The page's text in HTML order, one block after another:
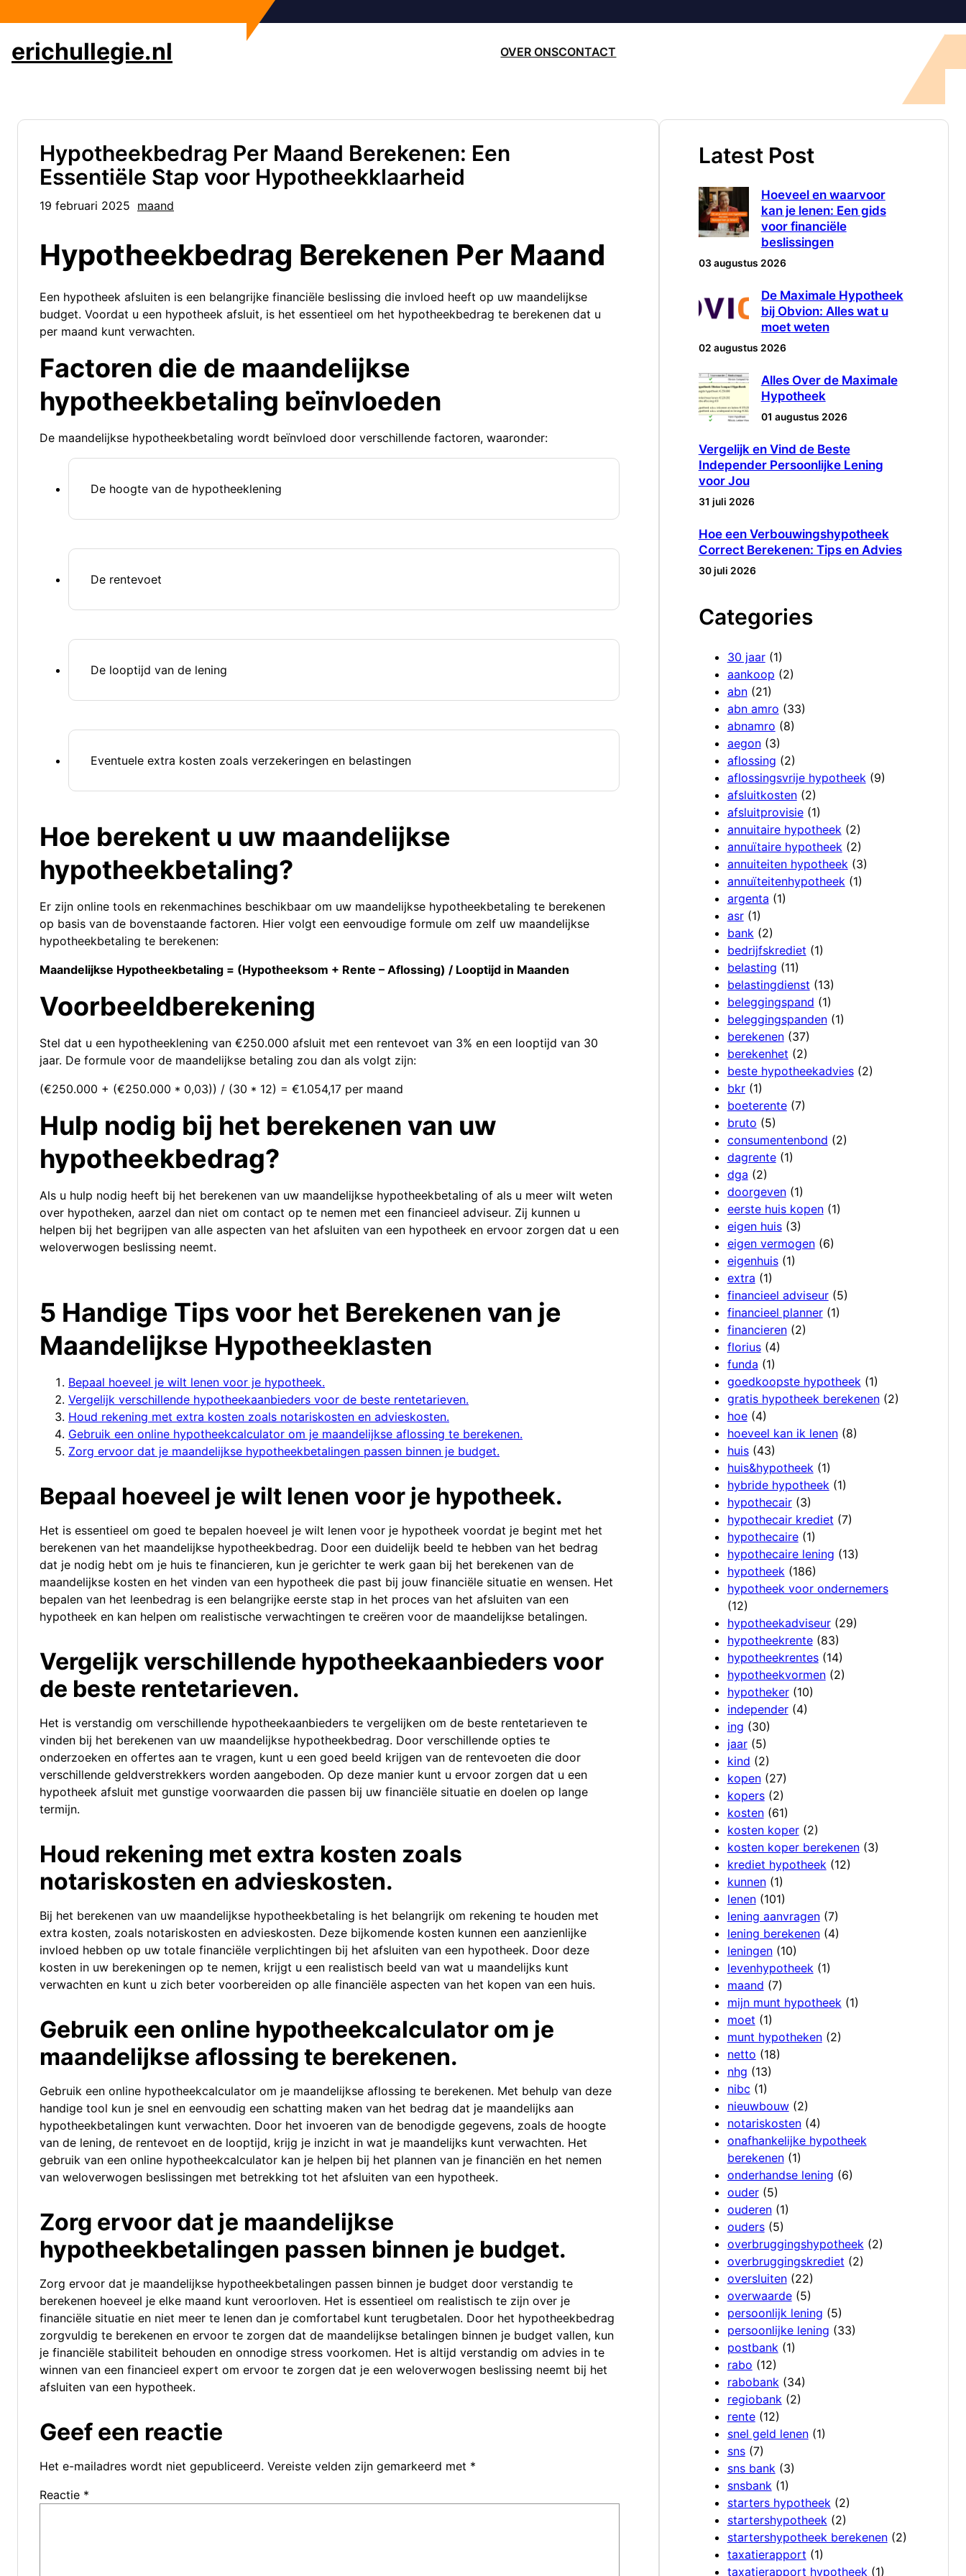
naar
inhoud
erichullegie.nl OVER ONSCONTACT
Hypotheekbedrag Per Maand Berekenen: Een
Essentiële Stap voor Hypotheekklaarheid
19 februari 2025 maand
Hypotheekbedrag Berekenen Per Maand
Een hypotheek afsluiten is een belangrijke financiële beslissing die invloed heeft op uw maandelijkse
budget. Voordat u een hypotheek afsluit, is het essentieel om het hypotheekbedrag te berekenen dat u
per maand kunt verwachten.
Factoren die de maandelijkse
hypotheekbetaling beïnvloeden
De maandelijkse hypotheekbetaling wordt beïnvloed door verschillende factoren, waaronder:
De hoogte van de hypotheeklening
De rentevoet
De looptijd van de lening
Eventuele extra kosten zoals verzekeringen en belastingen
Hoe berekent u uw maandelijkse
hypotheekbetaling?
Er zijn online tools en rekenmachines beschikbaar om uw maandelijkse hypotheekbetaling te berekenen
op basis van de bovenstaande factoren. Hier volgt een eenvoudige formule om zelf uw maandelijkse
hypotheekbetaling te berekenen:
Maandelijkse Hypotheekbetaling = (Hypotheeksom + Rente – Aflossing) / Looptijd in Maanden
Voorbeeldberekening
Stel dat u een hypotheeklening van €250.000 afsluit met een rentevoet van 3% en een looptijd van 30
jaar. De formule voor de maandelijkse betaling zou dan als volgt zijn:
(€250.000 + (€250.000 * 0,03)) / (30 * 12) = €1.054,17 per maand
Hulp nodig bij het berekenen van uw
hypotheekbedrag?
Als u hulp nodig heeft bij het berekenen van uw maandelijkse hypotheekbetaling of als u meer wilt weten
over hypotheken, aarzel dan niet om contact op te nemen met een financieel adviseur. Zij kunnen u
helpen bij het begrijpen van alle aspecten van het afsluiten van een hypotheek en ervoor zorgen dat u een
weloverwogen beslissing neemt.
5 Handige Tips voor het Berekenen van je
Maandelijkse Hypotheeklasten
Bepaal hoeveel je wilt lenen voor je hypotheek.
Vergelijk verschillende hypotheekaanbieders voor de beste rentetarieven.
Houd rekening met extra kosten zoals notariskosten en advieskosten.
Gebruik een online hypotheekcalculator om je maandelijkse aflossing te berekenen.
Zorg ervoor dat je maandelijkse hypotheekbetalingen passen binnen je budget.
Bepaal hoeveel je wilt lenen voor je hypotheek.
Het is essentieel om goed te bepalen hoeveel je wilt lenen voor je hypotheek voordat je begint met het
berekenen van het maandelijkse hypotheekbedrag. Door een duidelijk beeld te hebben van het bedrag
dat je nodig hebt om je huis te financieren, kun je gerichter te werk gaan bij het berekenen van de
maandelijkse kosten en het vinden van een hypotheek die past bij jouw financiële situatie en wensen. Het
bepalen van het leenbedrag is een belangrijke eerste stap in het proces van het afsluiten van een
hypotheek en kan helpen om realistische verwachtingen te creëren voor de maandelijkse betalingen.
Vergelijk verschillende hypotheekaanbieders voor
de beste rentetarieven.
Het is verstandig om verschillende hypotheekaanbieders te vergelijken om de beste rentetarieven te
vinden bij het berekenen van uw maandelijkse hypotheekbedrag. Door verschillende opties te
onderzoeken en offertes aan te vragen, kunt u een goed beeld krijgen van de rentevoeten die door
verschillende geldverstrekkers worden aangeboden. Op deze manier kunt u ervoor zorgen dat u een
hypotheek afsluit met gunstige voorwaarden die passen bij uw financiële situatie en doelen op lange
termijn.
Houd rekening met extra kosten zoals
notariskosten en advieskosten.
Bij het berekenen van uw maandelijkse hypotheekbetaling is het belangrijk om rekening te houden met
extra kosten, zoals notariskosten en advieskosten. Deze bijkomende kosten kunnen een aanzienlijke
invloed hebben op uw totale financiële verplichtingen bij het afsluiten van een hypotheek. Door deze
kosten in uw berekeningen op te nemen, krijgt u een realistisch beeld van wat u maandelijks kunt
verwachten en kunt u zich beter voorbereiden op alle financiële aspecten van het kopen van een huis.
Gebruik een online hypotheekcalculator om je
maandelijkse aflossing te berekenen.
Gebruik een online hypotheekcalculator om je maandelijkse aflossing te berekenen. Met behulp van deze
handige tool kun je snel en eenvoudig een schatting maken van het bedrag dat je maandelijks aan
hypotheekbetalingen kunt verwachten. Door het invoeren van de benodigde gegevens, zoals de hoogte
van de lening, de rentevoet en de looptijd, krijg je inzicht in wat je maandelijks kunt verwachten. Het
gebruik van een online hypotheekcalculator kan je helpen bij het plannen van je financiën en het nemen
van weloverwogen beslissingen met betrekking tot het afsluiten van een hypotheek.
Zorg ervoor dat je maandelijkse
hypotheekbetalingen passen binnen je budget.
Zorg ervoor dat je maandelijkse hypotheekbetalingen passen binnen je budget door verstandig te
berekenen hoeveel je elke maand kunt veroorloven. Het is essentieel om realistisch te zijn over je
financiële situatie en niet meer te lenen dan je comfortabel kunt terugbetalen. Door het hypotheekbedrag
zorgvuldig te berekenen en ervoor te zorgen dat de maandelijkse betalingen binnen je budget vallen, kun
je financiële stabiliteit behouden en onnodige stress voorkomen. Het is altijd verstandig om advies in te
winnen van een financieel expert om ervoor te zorgen dat je een weloverwogen beslissing neemt bij het
afsluiten van een hypotheek.
Geef een reactie
Het e-mailadres wordt niet gepubliceerd. Vereiste velden zijn gemarkeerd met *
Reactie *
Latest Post
Hoeveel en waarvoor
kan je lenen: Een gids
voor financiële
beslissingen
03 augustus 2026
De Maximale Hypotheek
bij Obvion: Alles wat u
moet weten
02 augustus 2026
Alles Over de Maximale
Hypotheek
01 augustus 2026
Vergelijk en Vind de Beste
Independer Persoonlijke Lening
voor Jou
31 juli 2026
Hoe een Verbouwingshypotheek
Correct Berekenen: Tips en Advies
30 juli 2026
Categories
30 jaar(1)
aankoop (2)
abn(21)
abn amro (33)
abnamro (8)
aegon(3)
aflossing (2)
aflossingsvrije hypotheek(9)
afsluitkosten(2)
afsluitprovisie(1)
annuitaire hypotheek(2)
annuïtaire hypotheek(2)
annuiteiten hypotheek(3)
annuïteitenhypotheek(1)
argenta (1)
asr(1)
bank(2)
bedrijfskrediet (1)
belasting (11)
belastingdienst (13)
beleggingspand (1)
beleggingspanden(1)
berekenen(37)
berekenhet (2)
beste hypotheekadvies(2)
bkr(1)
boeterente(7)
bruto (5)
consumentenbond (2)
dagrente(1)
dga (2)
doorgeven(1)
eerste huis kopen(1)
eigen huis(3)
eigen vermogen(6)
eigenhuis(1)
extra (1)
financieel adviseur(5)
financieel planner(1)
financieren(2)
florius(4)
funda (1)
goedkoopste hypotheek(1)
gratis hypotheek berekenen(2)
hoe(4)
hoeveel kan ik lenen(8)
huis(43)
huis&hypotheek(1)
hybride hypotheek(1)
hypothecair(3)
hypothecair krediet (7)
hypothecaire(1)
hypothecaire lening (13)
hypotheek(186)
hypotheek voor ondernemers
(12)
hypotheekadviseur(29)
hypotheekrente(83)
hypotheekrentes(14)
hypotheekvormen(2)
hypotheker(10)
independer(4)
ing (30)
jaar(5)
kind (2)
kopen(27)
kopers(2)
kosten(61)
kosten koper(2)
kosten koper berekenen(3)
krediet hypotheek(12)
kunnen(1)
lenen(101)
lening aanvragen(7)
lening berekenen(4)
leningen(10)
levenhypotheek(1)
maand (7)
mijn munt hypotheek(1)
moet (1)
munt hypotheken(2)
netto (18)
nhg (13)
nibc (1)
nieuwbouw(2)
notariskosten(4)
onafhankelijke hypotheek
berekenen(1)
onderhandse lening (6)
ouder(5)
ouderen(1)
ouders(5)
overbruggingshypotheek(2)
overbruggingskrediet (2)
oversluiten(22)
overwaarde(5)
persoonlijk lening (5)
persoonlijke lening (33)
postbank(1)
rabo (12)
rabobank(34)
regiobank(2)
rente(12)
snel geld lenen(1)
sns(7)
sns bank(3)
snsbank(1)
starters hypotheek(2)
startershypotheek(2)
startershypotheek berekenen(2)
taxatierapport (1)
taxatierapport hypotheek(1)